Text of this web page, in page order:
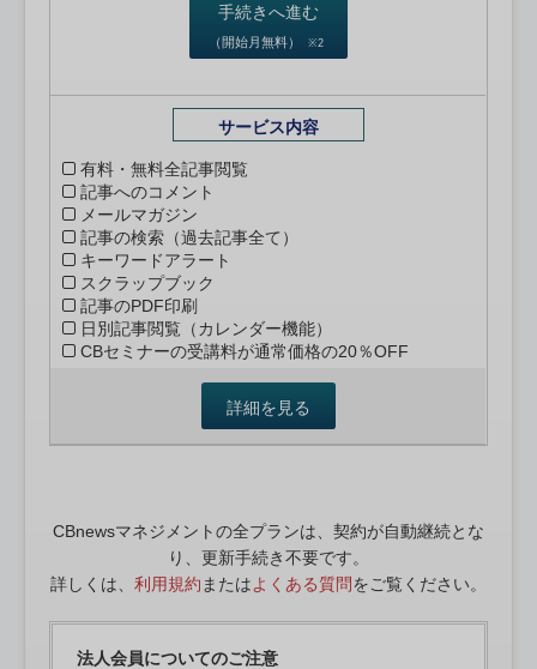
手続きへ進む
（開始月無料） ※2
サービス内容
有料・無料全記事閲覧
記事へのコメント
メールマガジン
記事の検索（過去記事全て）
キーワードアラート
スクラップブック
記事のPDF印刷
日別記事閲覧（カレンダー機能）
CBセミナーの受講料が通常価格の20％OFF
詳細を見る
CBnewsマネジメントの全プランは、契約が自動継続とな
り、更新手続き不要です。
詳しくは、 利用規約 またはよくある質問をご覧ください。
法人会員についてのご注意